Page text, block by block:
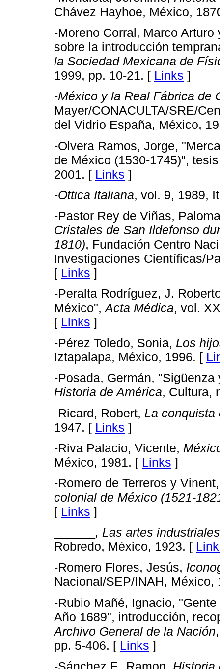
Chávez Hayhoe, México,
-Moreno Corral, Marco
sobre la introducción
la Sociedad Mexicana de
1999, pp. 10-21. [ Links ]
-México y la Real Fábrica de
Mayer/CONACULTA/SRE/
del Vidrio España, México,
-Olvera Ramos, Jorge,
de México (1530-1745)",
2001. [ Links ]
-Ottica Italiana, vol. 9, 1989,
-Pastor Rey de Viñas,
Cristales de San Ildefonso
1810), Fundación Centro
Investigaciones Científicas/
[ Links ]
-Peralta Rodríguez, J.
México",Acta Médica, vol.
[ Links ]
-Pérez Toledo, Sonia, Los
Iztapalapa, México, 1996. [
-Posada, Germán,
Historia de América, Cultura,
-Ricard, Robert, La conquista
1947. [ Links ]
-Riva Palacio, Vicente,
México, 1981. [ Links ]
-Romero de Terreros y
colonial de México (1521-
[ Links ]
, Las artes
Robredo, México, 1923. [
-Romero Flores, Jesús,
Nacional/SEP/INAH,
-Rubio Mañé, Ignacio,
Año 1689", introducción,
Archivo General de la Nación
pp. 5-406. [ Links ]
-Sánchez F., Ramon, Historia